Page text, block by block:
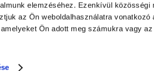
elemzéséhez. Ezenkívül közösségi
az Ön weboldalhasználatra
Ön adott meg számukra vagy